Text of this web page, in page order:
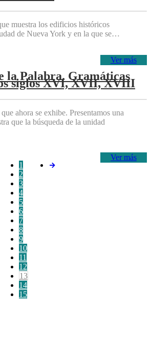
muestra los edificios históricos
de Nueva York y en la que se…
Ver más
la Palabra. Gramáticas
siglos XVI, XVII, XVIII
ahora se exhibe. Presentamos una
que la búsqueda de la unidad
Ver más
1
2
3
4
5
6
7
8
9
10
11
12
13
14
15